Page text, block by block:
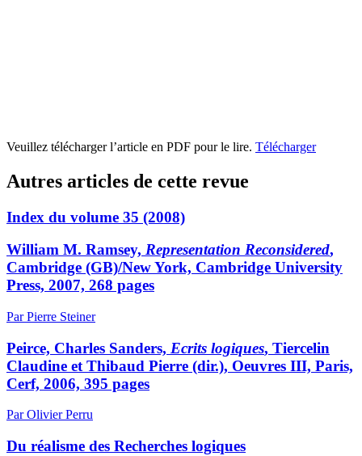
Veuillez télécharger l’article en PDF pour le lire. Télécharger
Autres articles de cette revue
Index du volume 35 (2008)
William M. Ramsey, Representation Reconsidered,
Cambridge (GB)/New York, Cambridge University
Press, 2007, 268 pages
Par Pierre Steiner
Peirce, Charles Sanders, Ecrits logiques, Tiercelin
Claudine et Thibaud Pierre (dir.), Oeuvres III, Paris,
Cerf, 2006, 395 pages
Par Olivier Perru
Du réalisme des Recherches logiques